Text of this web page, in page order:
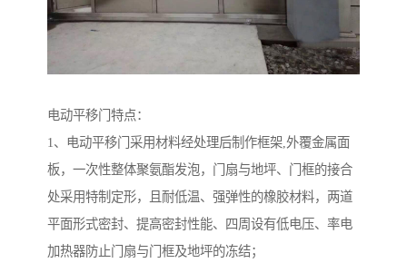
电动平移门特点：
1、电动平移门采用材料经处理后制作框架,外覆金属面
板，一次性整体聚氨酯发泡，门扇与地坪、门框的接合
处采用特制定形，且耐低温、强弹性的橡胶材料，两道
平面形式密封、提高密封性能、四周设有低电压、率电
加热器防止门扇与门框及地坪的冻结；